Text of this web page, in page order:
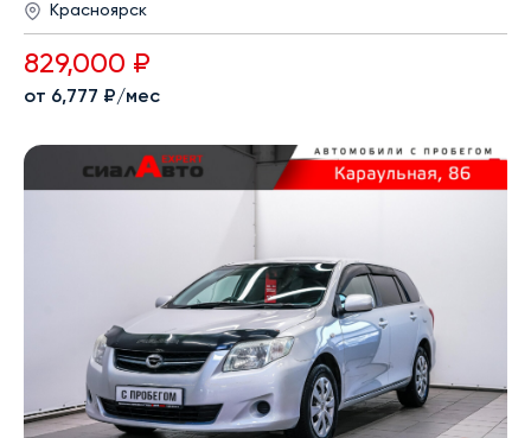
Красноярск
829,000 ₽
от 6,777 ₽/мес